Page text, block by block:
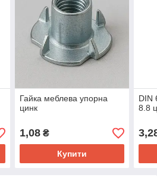
Гайка меблева упорна
цинк
1,08₴
Купити
DIN
8.8